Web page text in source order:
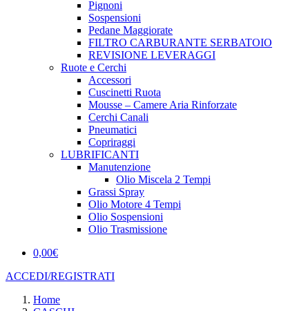
Pignoni
Sospensioni
Pedane Maggiorate
FILTRO CARBURANTE SERBATOIO
REVISIONE LEVERAGGI
Ruote e Cerchi
Accessori
Cuscinetti Ruota
Mousse – Camere Aria Rinforzate
Cerchi Canali
Pneumatici
Copriraggi
LUBRIFICANTI
Manutenzione
Olio Miscela 2 Tempi
Grassi Spray
Olio Motore 4 Tempi
Olio Sospensioni
Olio Trasmissione
0,00€
ACCEDI/REGISTRATI
Home